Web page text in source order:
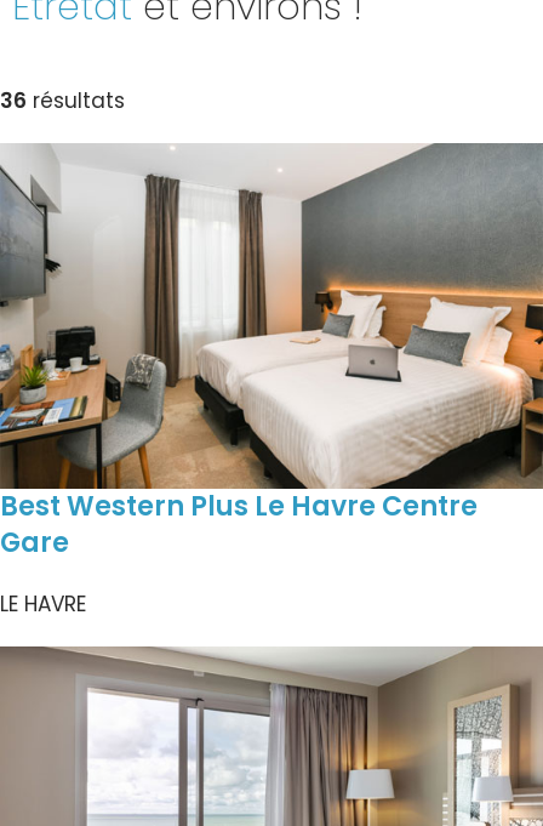
36 résultats
Best Western Plus Le Havre Centre
Gare
LE HAVRE